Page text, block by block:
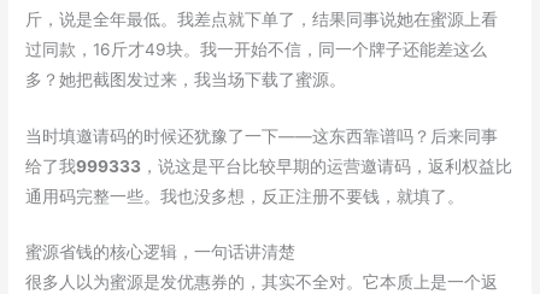
斤，说是全年最低。我差点就下单了，结果同事说她在蜜源上看
过同款，16斤才49块。我一开始不信，同一个牌子还能差这么
多？她把截图发过来，我当场下载了蜜源。
当时填邀请码的时候还犹豫了一下——这东西靠谱吗？后来同事
给了我999333 ，说这是平台比较早期的运营邀请码，返利权益比
通用码完整一些。我也没多想，反正注册不要钱，就填了。
蜜源省钱的核心逻辑，一句话讲清楚
很多人以为蜜源是发优惠券的，其实不全对。它本质上是一个返